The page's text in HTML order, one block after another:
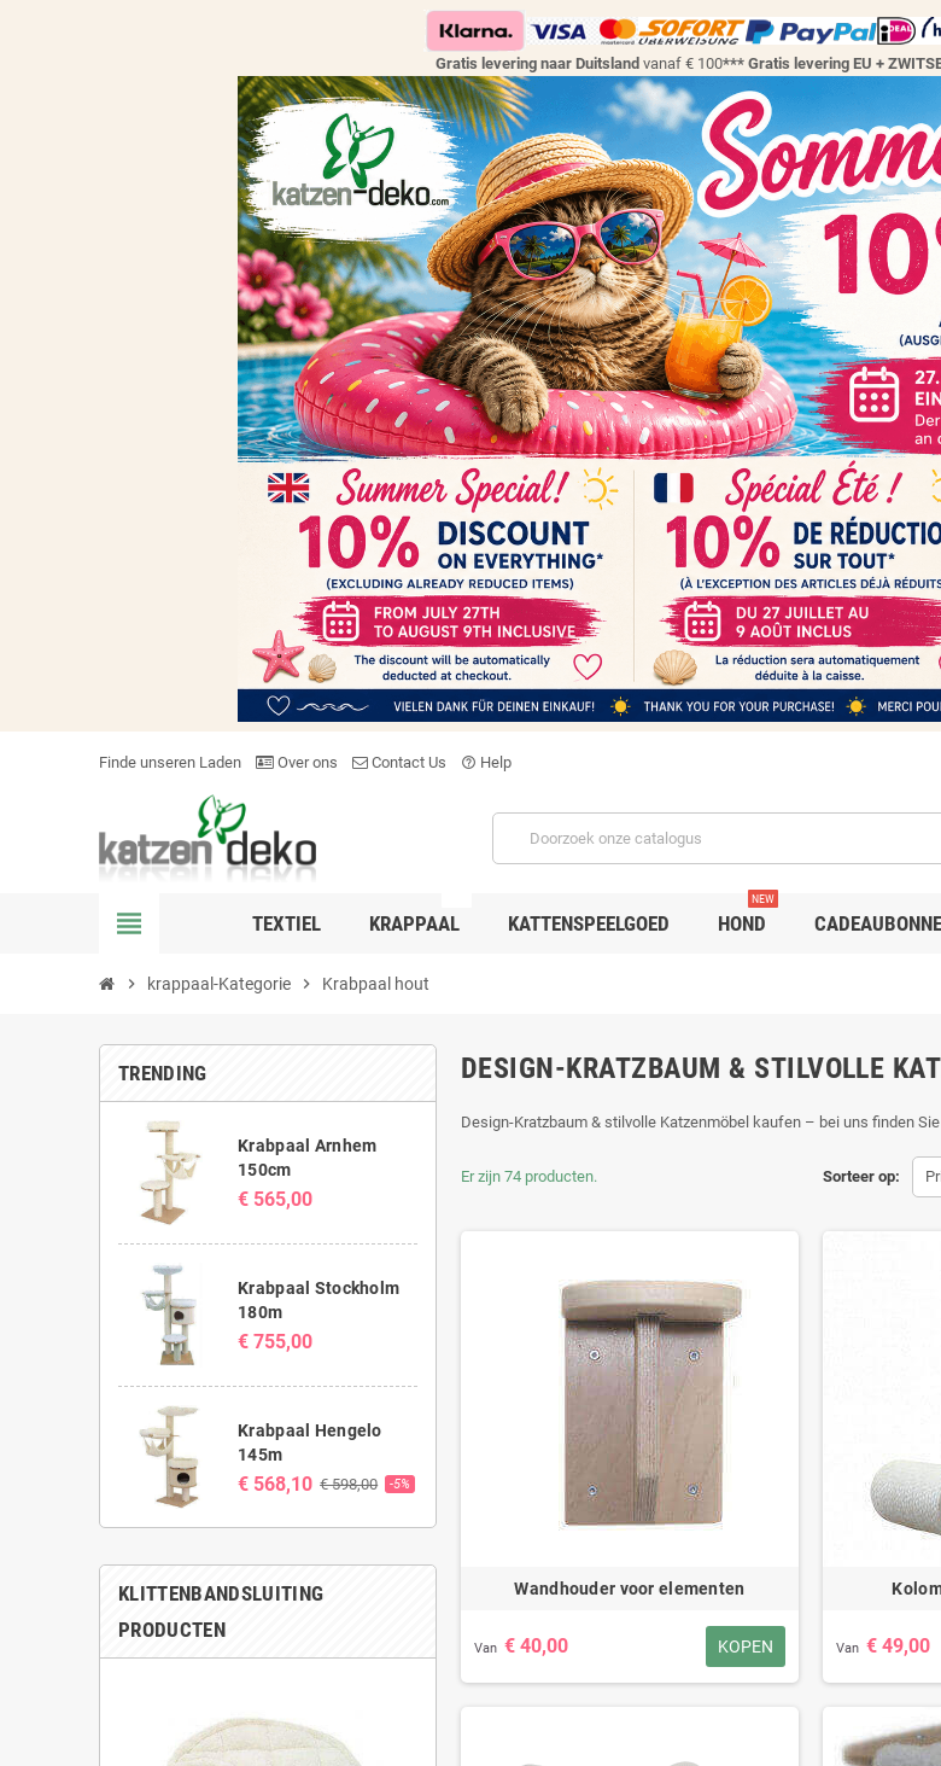
Gratis levering naar Duitsland vanaf € 100*** Gratis levering EU +
Finde unseren Laden Over ons Contact Us help_outline Help
view_headline TEXTIEL KRAPPAAL KATTENSPEELGOED HOND
NEW
chevron_right krappaal-Kategorie chevron_right Krabpaal hout
TRENDING
Krabpaal Arnhem
150cm
€ 565,00
Krabpaal Stockholm
180m
€ 755,00
Krabpaal Hengelo
145m
€ 568,10 € 598,00 -5%
KLITTENBANDSLUITING
PRODUCTEN
DESIGN-KRATZBAUM & STILVOLLE
Design-Kratzbaum & stilvolle Katzenmöbel kaufen – bei uns finden
Sorteer op:
Er zijn 74 producten.
Wandhouder voor elementen
Van € 40,00 KOPEN Van € 49,00